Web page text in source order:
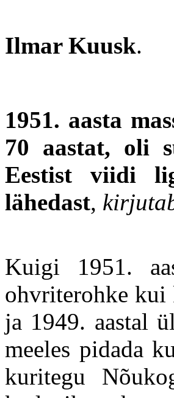
Ilmar Kuusk.
1951. aasta
70 aastat, oli
Eestist viidi
lähedast,
Kuigi 1951.
ohvriterohke kui
ja 1949. aastal
meeles pidada
kuritegu